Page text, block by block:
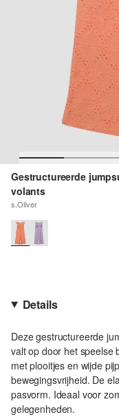
Gestructureerde
volants
s.Oliver
Details
Deze gestructureerde
valt op door het speelse
met plooitjes en wijde
bewegingsvrijheid. De
pasvorm. Ideaal voor
gelegenheden.